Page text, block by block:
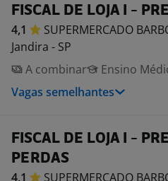
FISCAL DE LOJA I -
4,1 SUPERMERCADO
Jandira - SP
A combinar
Ensino
Vagas semelhantes
FISCAL DE LOJA I -
PERDAS
4,1 SUPERMERCADO